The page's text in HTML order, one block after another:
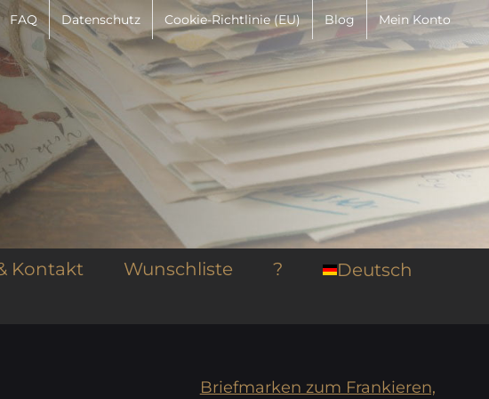
FAQ Datenschutz Cookie-Richtlinie (EU) Blog Mein Konto
Kontakt Wunschliste ? Deutsch
Briefmarken zum Frankieren,